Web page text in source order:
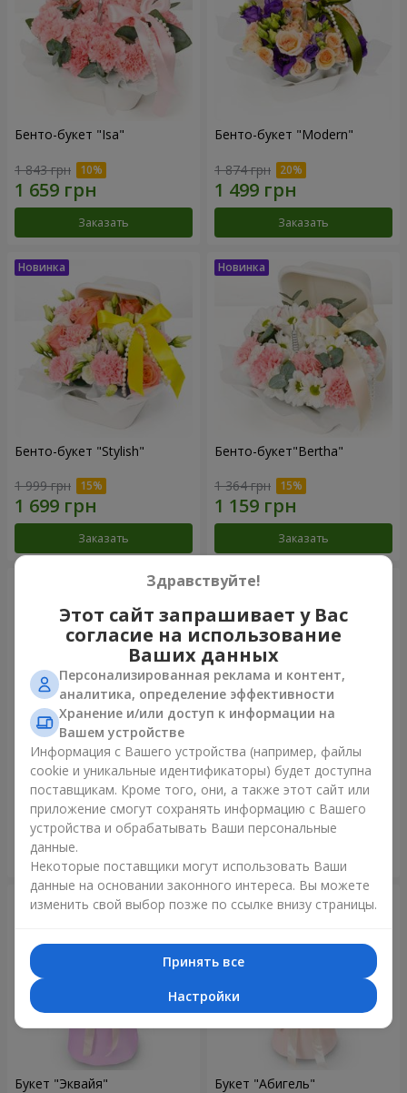
Бенто-букет "Isa"
1 843 грн
Заказать
Бенто-букет "Modern"
1 874 грн
Заказать
Бенто-букет "Stylish"
1 999 грн
Заказать
Бенто-букет"Bertha"
1 364 грн
Заказать
Букет "Kamaliya"
3 145 грн
Букет "Moon Dance"
2 570 грн
Букет "Эквайя" Букет "Абигель"
Здравствуйте!
Этот сайт запрашивает у Вас
согласие на использование
Ваших данных
Персонализированная реклама и контент,
аналитика, определение эффективности
Хранение и/или доступ к информации на
Вашем устройстве
Информация с Вашего устройства (например, файлы
cookie и уникальные идентификаторы) будет доступна
поставщикам. Кроме того, они, а также этот сайт или
приложение смогут сохранять информацию с Вашего
устройства и обрабатывать Ваши персональные
данные.
Некоторые поставщики могут использовать Ваши
данные на основании законного интереса. Вы можете
изменить свой выбор позже по ссылке внизу страницы.
Принять все
Настройки